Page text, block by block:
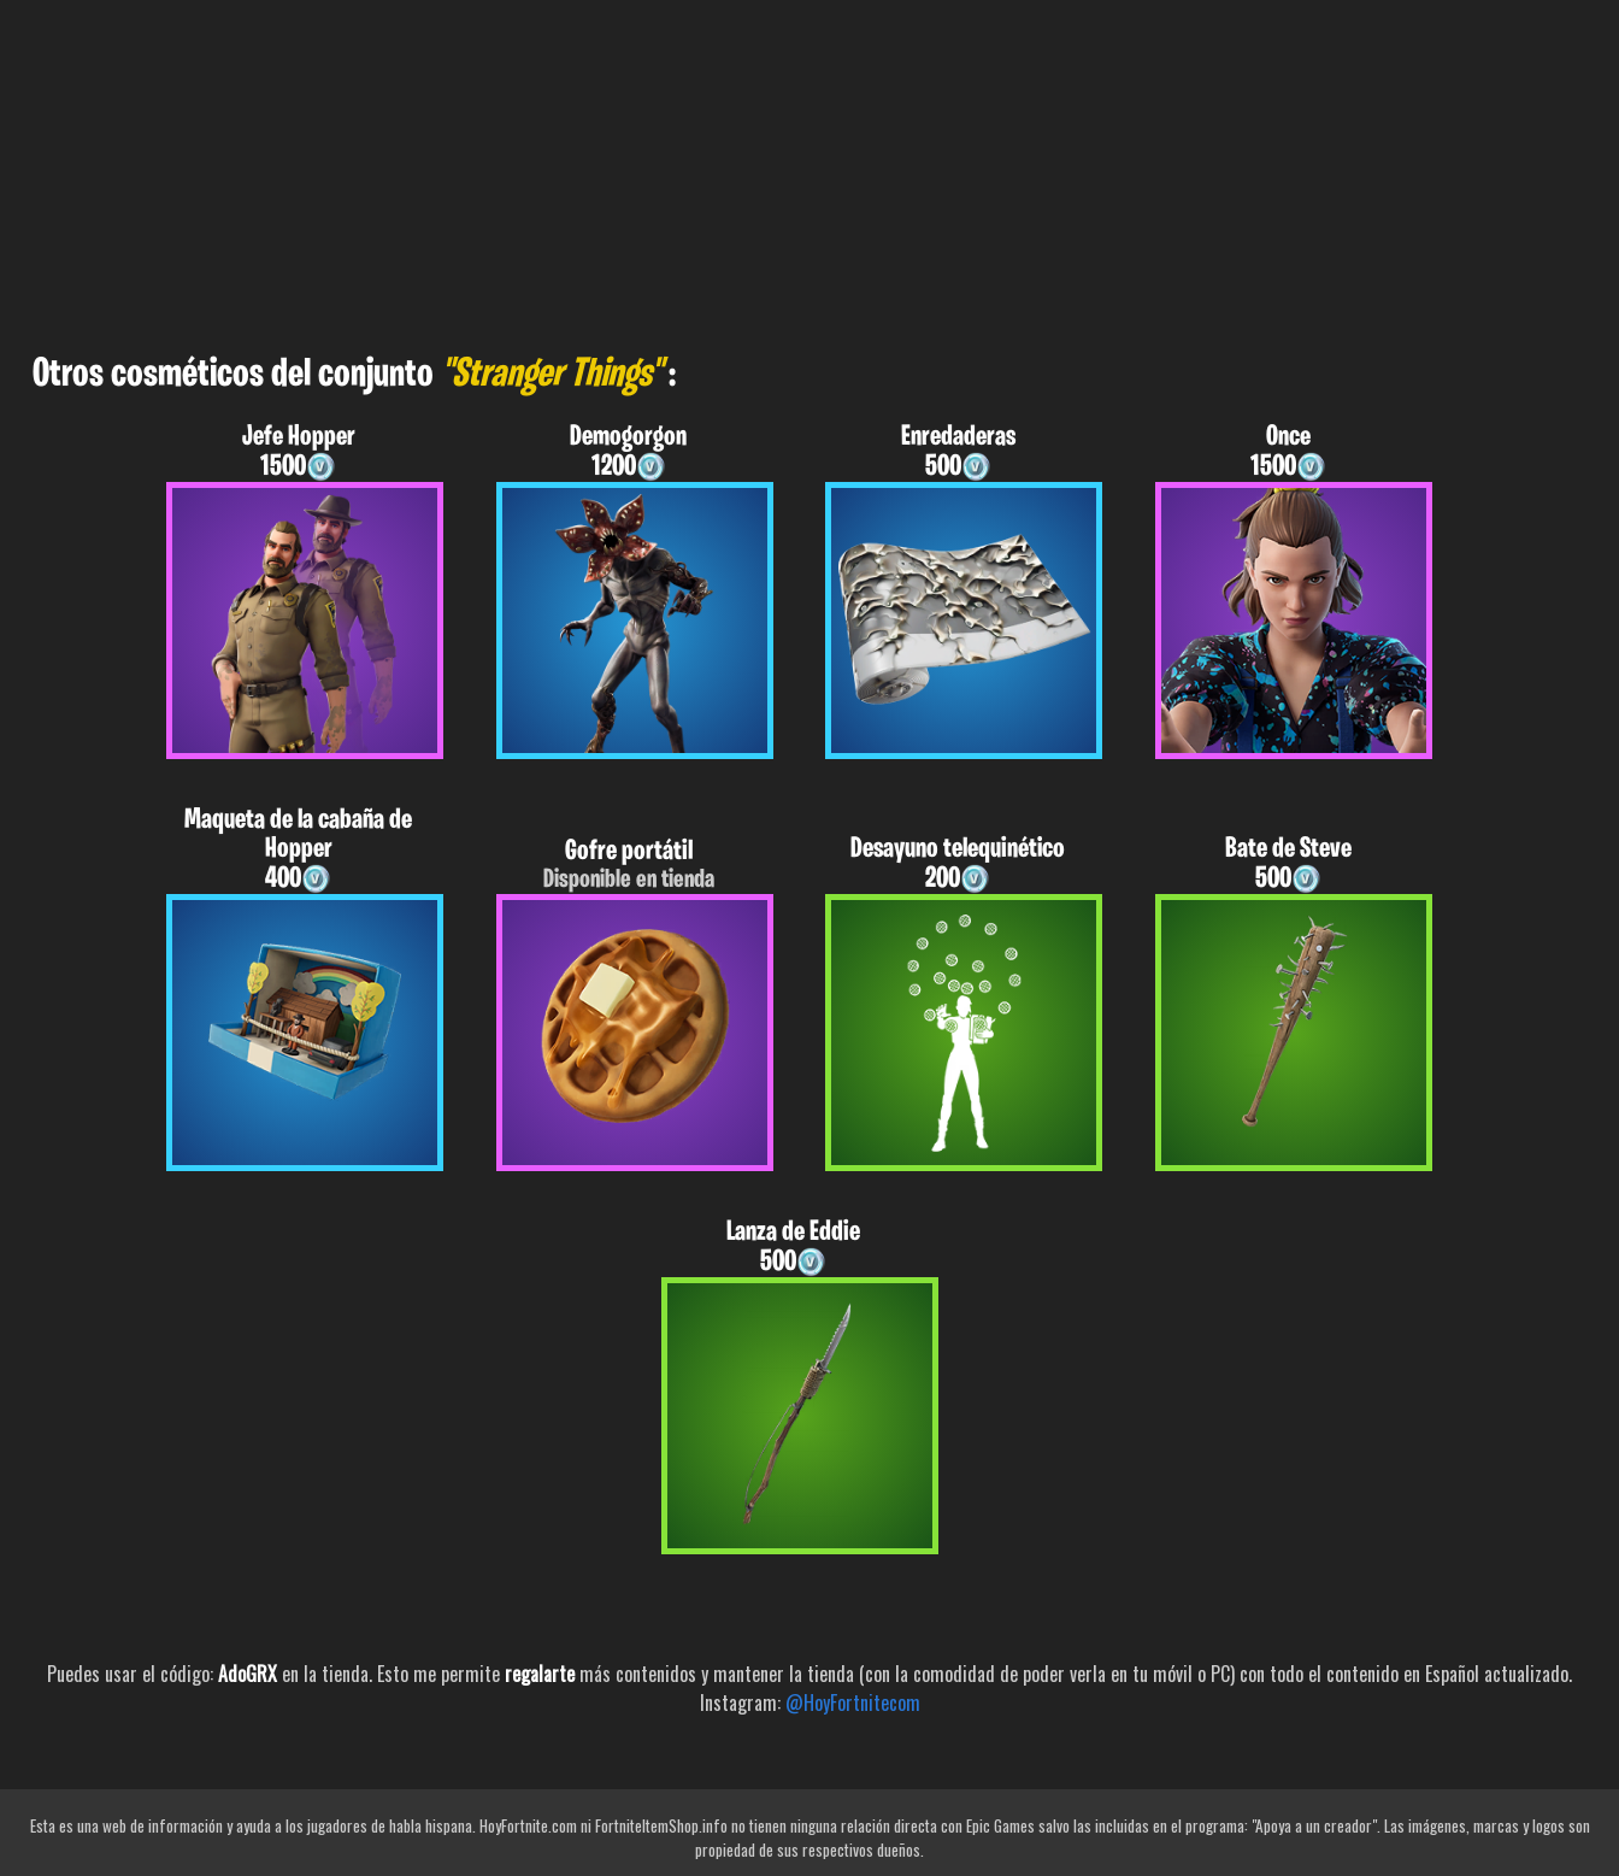
Otros cosméticos del conjunto "Stranger Things":
Jefe Hopper
1500
Demogorgon
1200
Enredaderas
500
Once
1500
Maqueta de la cabaña de
Hopper
400
Gofre portátil
Disponible en tienda
Desayuno telequinético
200
Bate de Steve
500
Lanza de Eddie
500
Puedes usar el código:AdoGRXen la tienda. Esto me permite regalartemás contenidos y mantener la tienda (con la comodidad de poder verla en tu móvil o PC) con todo el contenido en Español actualizado.
Instagram: @HoyFortnitecom
Esta es una web de información y ayuda a los jugadores de habla hispana. HoyFortnite.com ni FortniteItemShop.info no tienen ninguna relación directa con Epic Games salvo las incluidas en el programa: "Apoya a un creador". Las imágenes, marcas y logos son
propiedad de sus respectivos dueños.